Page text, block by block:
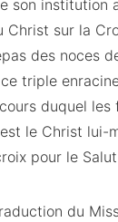
son institution
Christ sur la
des noces
triple
duquel
est le Christ lui-
pour le
du